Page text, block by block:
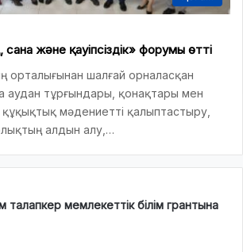
және қауіпсіздік» форумы өтті
орталығынан шалғай орналасқан
аудан тұрғындары, қонақтары мен
мәдениетті қалыптастыру,
алдын алу,…
талапкер мемлекеттік білім грантына